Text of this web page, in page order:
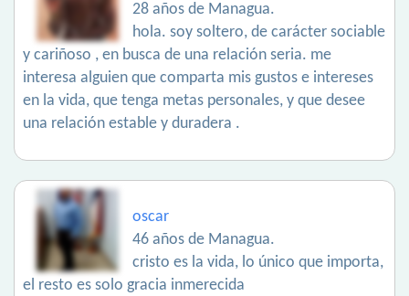
28 años de Managua.
hola. soy soltero, de carácter sociable
y cariñoso , en busca de una relación seria. me
interesa alguien que comparta mis gustos e intereses
en la vida, que tenga metas personales, y que desee
una relación estable y duradera .
oscar
46 años de Managua.
cristo es la vida, lo único que importa,
el resto es solo gracia inmerecida